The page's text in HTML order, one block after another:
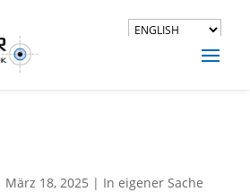
März 18, 2025 | In eigener Sache